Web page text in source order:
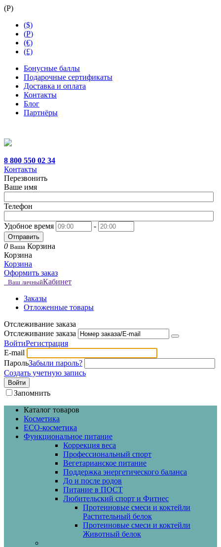
(Р)
($)
(Р)
(€)
(£)
Бонусные баллы
Подарочные сертификаты
Доставка и оплата
Контакты
Блог
Партнёры
8 800 550 02 34
Контакты
Перезвонить
Ваше имя
Телефон
Удобное время -
Отправить
0 Ваша Корзина
Корзина
Корзина
Оформить заказ
Ваш личныйКабинет
Заказы
Отложенные товары
Отслеживание заказа
Отслеживание заказа
ВойтиРегистрация
E-mail
ПарольЗабыли пароль?
Создать учетную запись
Войти
Запомнить
Каталог товаров
Косметика
ECO-косметика
Функциональное питание
Коррекция веса
Профессиональный спорт
Вегетарианское питание
Поддержка энергетического баланса
До и после родов
Питание в ПОСТ
Любительский спорт и Фитнес
Протеиновые смеси и коктейли
Растительный белок
Протеиновые смеси и коктейли
Животный белок